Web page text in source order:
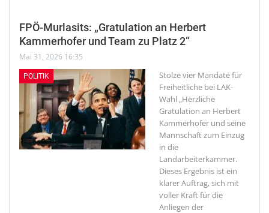
FPÖ-Murlasits: „Gratulation an Herbert
Kammerhofer und Team zu Platz 2“
Mai 31, 2026 16:35
POLITIK
Stolze vier Mandate für
Freiheitliche bei LAK-
Wahl „Herzliche
Gratulation an Herbert
Kammerhofer und seine
Mannschaft zum Einzug
in die
Landarbeiterkammer.
Dieses Ergebnis ist ein
klarer Auftrag, sich mit
voller Kraft für die
Anliegen der